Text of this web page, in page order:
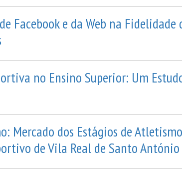
Facebook e da Web na Fidelidade
no Ensino Superior: Um
Mercado dos Estágios de
de Vila Real de Santo